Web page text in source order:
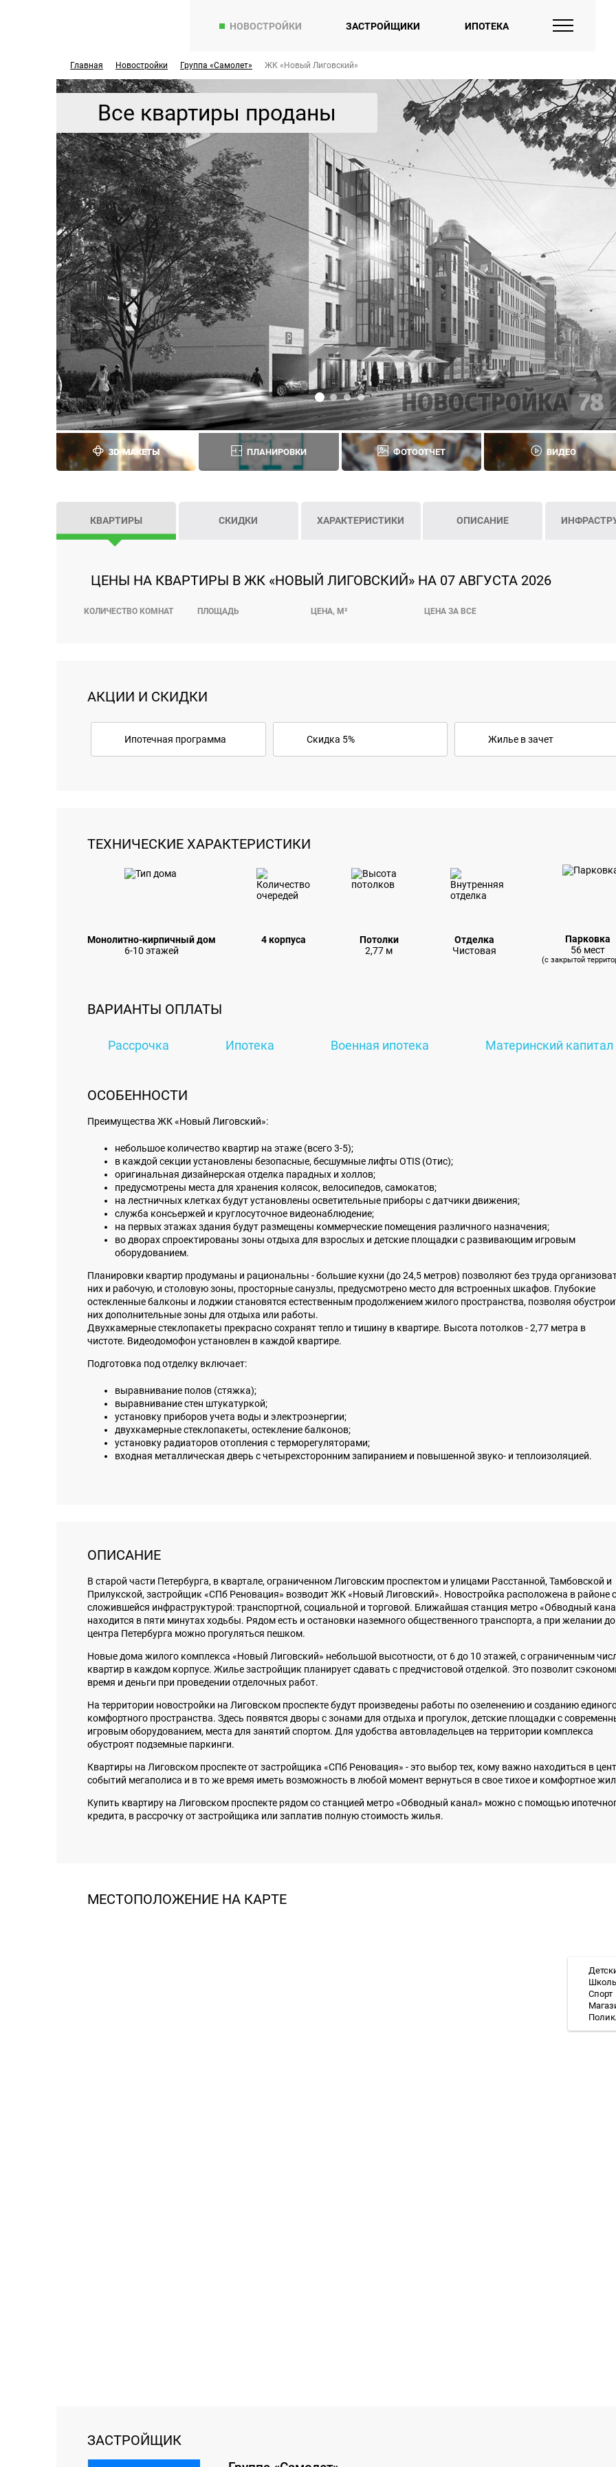
НОВОСТРОЙКИ ЗАСТРОЙЩИКИ ИПОТЕКА
Главная Новостройки Группа «Самолет» ЖК «Новый Лиговский»
3D-МАКЕТЫ ПЛАНИРОВКИ ФОТООТЧЕТ ВИДЕО
КВАРТИРЫ СКИДКИ ХАРАКТЕРИСТИКИ ОПИСАНИЕ
ЦЕНЫ НА КВАРТИРЫ В ЖК «НОВЫЙ ЛИГОВСКИЙ» НА 07 АВГУСТА 2026
КОЛИЧЕСТВО КОМНАТ ПЛОЩАДЬ ЦЕНА, М² ЦЕНА ЗА ВСЕ
АКЦИИ И СКИДКИ
Ипотечная программа Скидка 5% Жилье в зачет
ТЕХНИЧЕСКИЕ ХАРАКТЕРИСТИКИ
Монолитно-кирпичный дом
6-10 этажей
4 корпуса
Потолки
2,77 м
Отделка
Чистовая
Парковка
56 мест
(с закрытой
ВАРИАНТЫ ОПЛАТЫ
Рассрочка Ипотека Военная ипотека Материнский капитал
ОСОБЕННОСТИ
Преимущества ЖК «Новый Лиговский»:
небольшое количество квартир на этаже (всего 3-5);
в каждой секции установлены безопасные, бесшумные лифты OTIS (Отис);
оригинальная дизайнерская отделка парадных и холлов;
предусмотрены места для хранения колясок, велосипедов, самокатов;
на лестничных клетках будут установлены осветительные приборы с датчики движения;
служба консьержей и круглосуточное видеонаблюдение;
на первых этажах здания будут размещены коммерческие помещения различного назначения;
во дворах спроектированы зоны отдыха для взрослых и детские площадки с развивающим игровым
оборудованием.
Планировки квартир продуманы и рациональны - большие кухни (до 24,5 метров) позволяют без труда
них и рабочую, и столовую зоны, просторные санузлы, предусмотрено место для встроенных шкафов. Глубокие
остекленные балконы и лоджии становятся естественным продолжением жилого пространства, позволяя
них дополнительные зоны для отдыха или работы.
Двухкамерные стеклопакеты прекрасно сохранят тепло и тишину в квартире. Высота потолков - 2,77 метра в
чистоте. Видеодомофон установлен в каждой квартире.
Подготовка под отделку включает:
выравнивание полов (стяжка);
выравнивание стен штукатуркой;
установку приборов учета воды и электроэнергии;
двухкамерные стеклопакеты, остекление балконов;
установку радиаторов отопления с терморегуляторами;
входная металлическая дверь с четырехсторонним запиранием и повышенной звуко- и теплоизоляцией.
ОПИСАНИЕ
В старой части Петербурга, в квартале, ограниченном Лиговским проспектом и улицами Расстанной, Тамбовской и
Прилукской, застройщик «СПб Реновация» возводит ЖК «Новый Лиговский». Новостройка расположена в районе
сложившейся инфраструктурой: транспортной, социальной и торговой. Ближайшая станция метро «Обводный
находится в пяти минутах ходьбы. Рядом есть и остановки наземного общественного транспорта, а при желании до
центра Петербурга можно прогуляться пешком.
Новые дома жилого комплекса «Новый Лиговский» небольшой высотности, от 6 до 10 этажей, с ограниченным
квартир в каждом корпусе. Жилье застройщик планирует сдавать с предчистовой отделкой. Это позволит
время и деньги при проведении отделочных работ.
На территории новостройки на Лиговском проспекте будут произведены работы по озеленению и созданию
комфортного пространства. Здесь появятся дворы с зонами для отдыха и прогулок, детские площадки с
игровым оборудованием, места для занятий спортом. Для удобства автовладельцев на территории комплекса
обустроят подземные паркинги.
Квартиры на Лиговском проспекте от застройщика «СПб Реновация» - это выбор тех, кому важно находиться в
событий мегаполиса и в то же время иметь возможность в любой момент вернуться в свое тихое и комфортное
Купить квартиру на Лиговском проспекте рядом со станцией метро «Обводный канал» можно с помощью
кредита, в рассрочку от застройщика или заплатив полную стоимость жилья.
МЕСТОПОЛОЖЕНИЕ НА КАРТЕ
Спорт
ЗАСТРОЙЩИК